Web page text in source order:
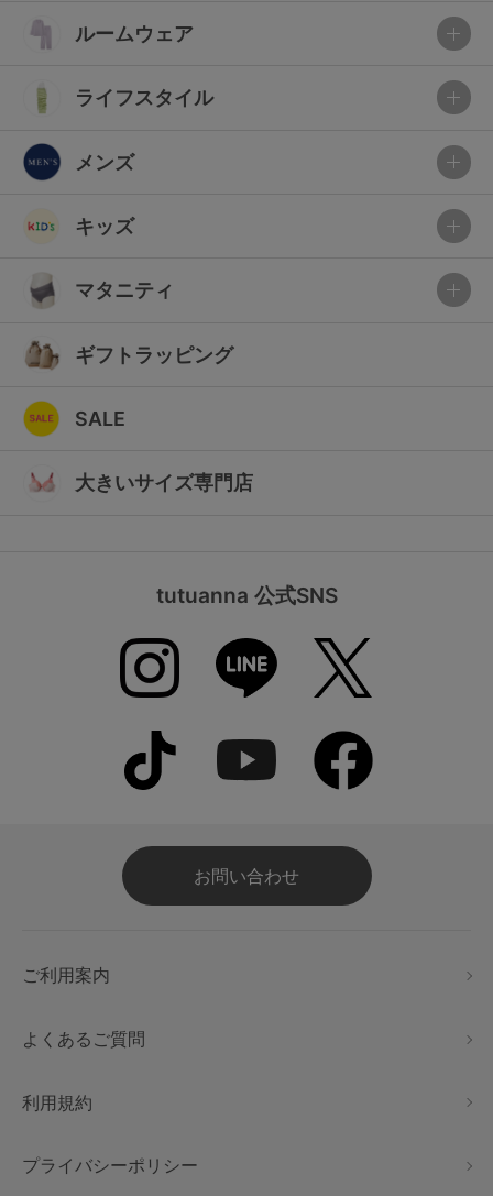
ルームウェア
ライフスタイル
メンズ
キッズ
マタニティ
ギフトラッピング
SALE
大きいサイズ専門店
tutuanna 公式SNS
お問い合わせ
ご利用案内
よくあるご質問
利用規約
プライバシーポリシー